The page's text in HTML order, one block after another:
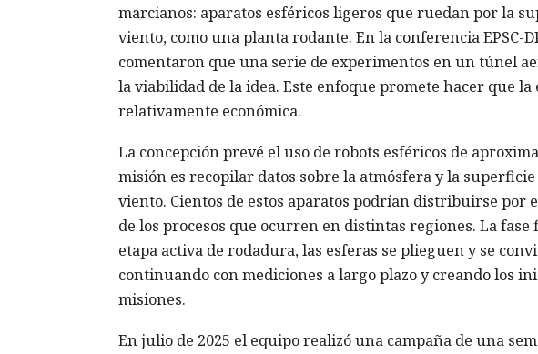
marcianos: aparatos esféricos ligeros que ruedan por la
viento, como una planta rodante. En la conferencia EPSC-
comentaron que una serie de experimentos en un túnel
la viabilidad de la idea. Este enfoque promete hacer que
relativamente económica.
La concepción prevé el uso de robots esféricos de
misión es recopilar datos sobre la atmósfera y la
viento. Cientos de estos aparatos podrían distribuirse por
de los procesos que ocurren en distintas regiones. La
etapa activa de rodadura, las esferas se plieguen y se
continuando con mediciones a largo plazo y creando los
misiones.
En julio de 2025 el equipo realizó una campaña de una